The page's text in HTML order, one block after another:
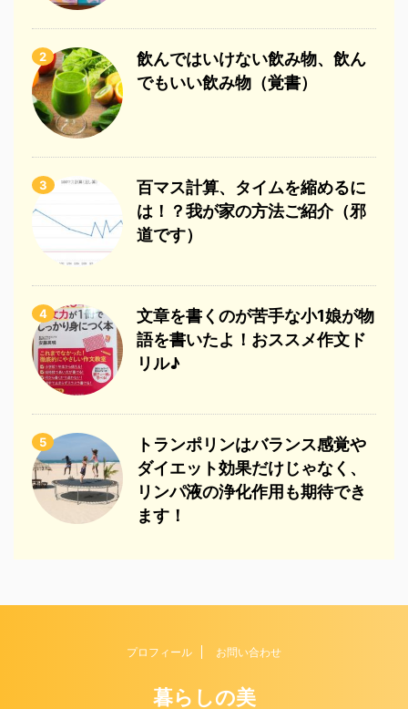
2
飲んではいけない飲み物、飲ん
でもいい飲み物（覚書）
3
百マス計算、タイムを縮めるに
は！？我が家の方法ご紹介（邪
道です）
4
文章を書くのが苦手な小1娘が物
語を書いたよ！おススメ作文ド
リル♪
5
トランポリンはバランス感覚や
ダイエット効果だけじゃなく、
リンパ液の浄化作用も期待でき
ます！
プロフィール お問い合わせ
暮らしの美